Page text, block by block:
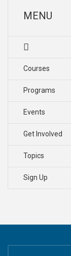
MENU
Courses
Programs
Events
Get Involved
Topics
Sign Up